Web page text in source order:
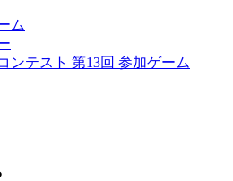
ム
ンテスト 第13回 参加ゲーム